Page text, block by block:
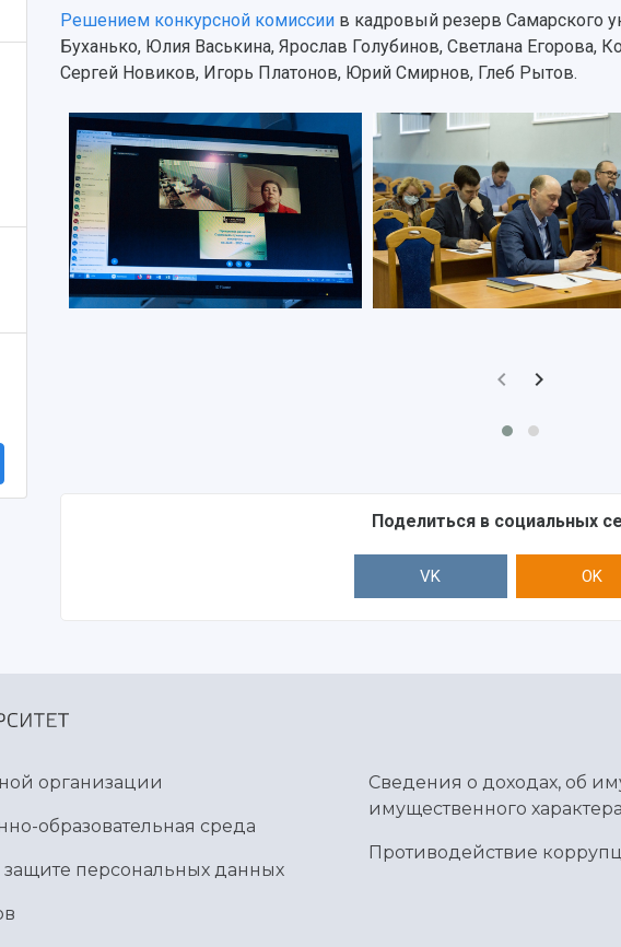
Решением конкурсной комиссии в кадровый резерв Самарского
Буханько, Юлия Васькина, Ярослав Голубинов, Светлана Егорова,
Сергей Новиков, Игорь Платонов, Юрий Смирнов, Глеб Рытов.
Поделиться в социальных
VK OK
организации
образовательная среда
персональных данных
Сведения о доходах, об
имущественного
Противодействие